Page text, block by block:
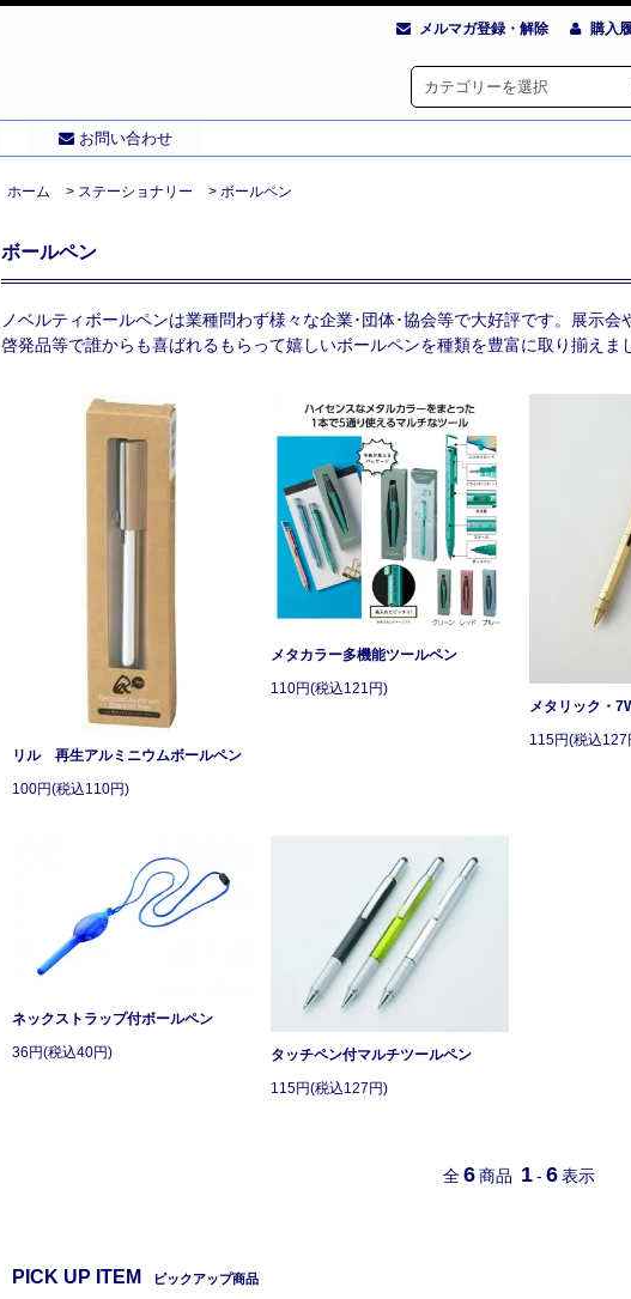
メルマガ登録・解除 購入
お問い合わせ
ホーム > ステーショナリー > ボールペン
ボールペン
ノベルティボールペンは業種問わず様々な企業･団体･協会等で大好評です。展示
啓発品等で誰からも喜ばれるもらって嬉しいボールペンを種類を豊富に取り揃えま
リル 再生アルミニウムボールペン
100円(税込110円)
メタカラー多機能ツールペン
110円(税込121円)
メタリック・
115円(税込127
ネックストラップ付ボールペン
36円(税込40円)
タッチペン付マルチツールペン
115円(税込127円)
全6商品 1- 6表示
PICK UP ITEM ピックアップ商品